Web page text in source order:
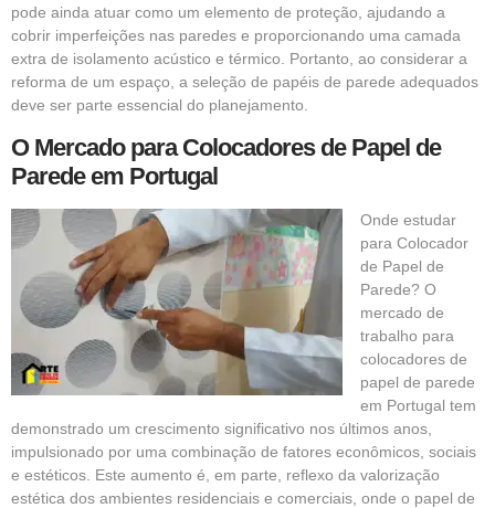
pode ainda atuar como um elemento de proteção, ajudando a
cobrir imperfeições nas paredes e proporcionando uma camada
extra de isolamento acústico e térmico. Portanto, ao considerar a
reforma de um espaço, a seleção de papéis de parede adequados
deve ser parte essencial do planejamento.
O Mercado para Colocadores de Papel de
Parede em Portugal
Onde estudar
para Colocador
de Papel de
Parede? O
mercado de
trabalho para
colocadores de
papel de parede
em Portugal tem
demonstrado um crescimento significativo nos últimos anos,
impulsionado por uma combinação de fatores econômicos, sociais
e estéticos. Este aumento é, em parte, reflexo da valorização
estética dos ambientes residenciais e comerciais, onde o papel de